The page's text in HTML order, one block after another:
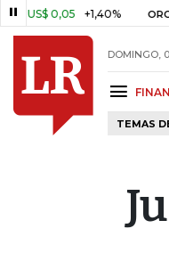
US$ 0,05 +1,40% ORO
DOMINGO,
TEMAS